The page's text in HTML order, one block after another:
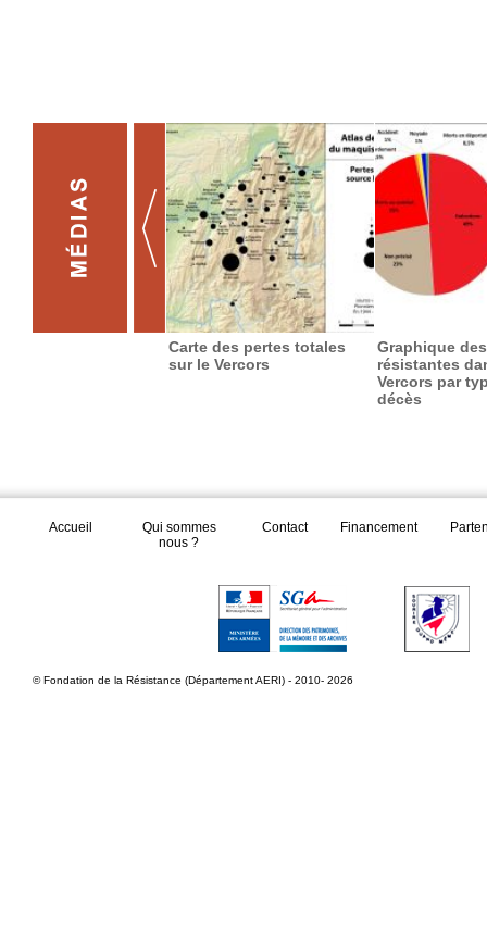
Carte des pertes totales
sur le Vercors
Graphique
résistantes
Vercors par
décès
Accueil
Qui sommes
nous ?
Contact Financement
© Fondation de la Résistance (Département AERI) - 2010- 2026